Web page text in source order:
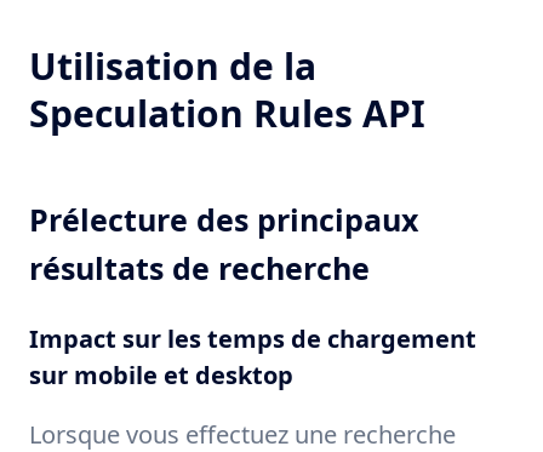
Utilisation de la
Speculation Rules API
Prélecture des principaux
résultats de recherche
Impact sur les temps de chargement
sur mobile et desktop
Lorsque vous effectuez une recherche